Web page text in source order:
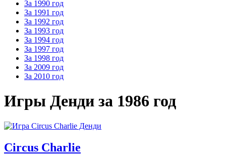
За 1990 год
За 1991 год
За 1992 год
За 1993 год
За 1994 год
За 1997 год
За 1998 год
За 2009 год
За 2010 год
Игры Денди за 1986 год
Circus Charlie